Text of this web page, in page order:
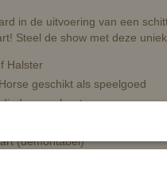
in de uitvoering van een
Steel de show met deze
Halster
geschikt als speelgoed
van polyester
(demontabel)